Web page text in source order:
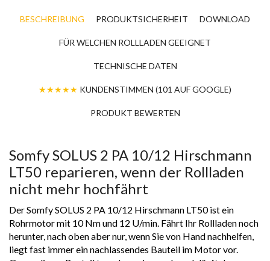
BESCHREIBUNG PRODUKTSICHERHEIT DOWNLOAD
FÜR WELCHEN ROLLLADEN GEEIGNET
TECHNISCHE DATEN
★★★★★ KUNDENSTIMMEN (101 AUF GOOGLE)
PRODUKT BEWERTEN
Somfy SOLUS 2 PA 10/12 Hirschmann
LT50 reparieren, wenn der Rollladen
nicht mehr hochfährt
Der Somfy SOLUS 2 PA 10/12 Hirschmann LT50 ist ein
Rohrmotor mit 10 Nm und 12 U/min. Fährt Ihr Rollladen noch
herunter, nach oben aber nur, wenn Sie von Hand nachhelfen,
liegt fast immer ein nachlassendes Bauteil im Motor vor.